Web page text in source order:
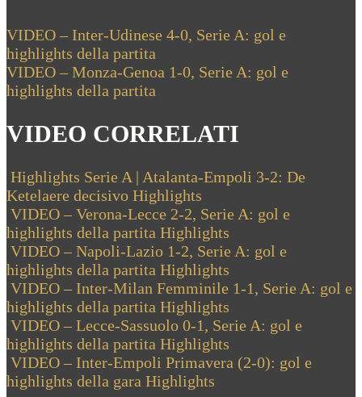
Navigazione
articoli
Previous
Post:
VIDEO – Inter-Udinese 4-0, Serie A: gol e
highlights della partita
Next
Post:
VIDEO – Monza-Genoa 1-0, Serie A: gol e
highlights della partita
VIDEO CORRELATI
Highlights Serie A | Atalanta-Empoli 3-2: De
Ketelaere decisivo Highlights
VIDEO – Verona-Lecce 2-2, Serie A: gol e
highlights della partita Highlights
VIDEO – Napoli-Lazio 1-2, Serie A: gol e
highlights della partita Highlights
VIDEO – Inter-Milan Femminile 1-1, Serie A: gol e
highlights della partita Highlights
VIDEO – Lecce-Sassuolo 0-1, Serie A: gol e
highlights della partita Highlights
VIDEO – Inter-Empoli Primavera (2-0): gol e
highlights della gara Highlights